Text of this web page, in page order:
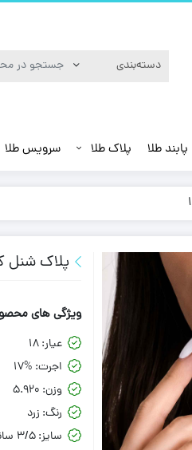
پابند طلا پلاک طلا سرویس طلا
پلاک شنل
ویژگی های
عیار: 18
اجرت: 17%
وزن: 5.920
رنگ: زرد
سایز: 3/5 سانتیمتر